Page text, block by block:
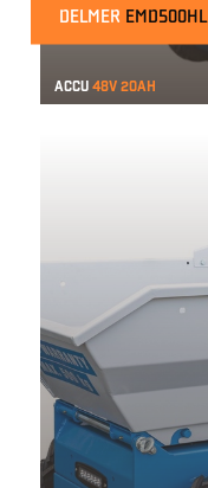
DELMER EMD500HL
Accu48v 20ah